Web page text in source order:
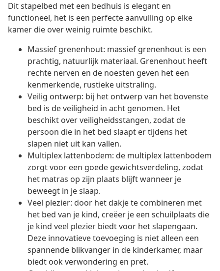
Dit stapelbed met een bedhuis is elegant en
functioneel, het is een perfecte aanvulling op elke
kamer die over weinig ruimte beschikt.
Massief grenenhout: massief grenenhout is een
prachtig, natuurlijk materiaal. Grenenhout heeft
rechte nerven en de noesten geven het een
kenmerkende, rustieke uitstraling.
Veilig ontwerp: bij het ontwerp van het bovenste
bed is de veiligheid in acht genomen. Het
beschikt over veiligheidsstangen, zodat de
persoon die in het bed slaapt er tijdens het
slapen niet uit kan vallen.
Multiplex lattenbodem: de multiplex lattenbodem
zorgt voor een goede gewichtsverdeling, zodat
het matras op zijn plaats blijft wanneer je
beweegt in je slaap.
Veel plezier: door het dakje te combineren met
het bed van je kind, creëer je een schuilplaats die
je kind veel plezier biedt voor het slapengaan.
Deze innovatieve toevoeging is niet alleen een
spannende blikvanger in de kinderkamer, maar
biedt ook verwondering en pret.